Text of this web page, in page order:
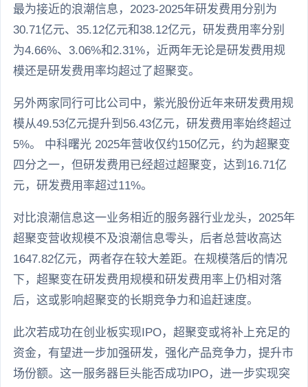
最为接近的浪潮信息，2023-2025年研发费用分别为
30.71亿元、35.12亿元和38.12亿元，研发费用率分别
为4.66%、3.06%和2.31%，近两年无论是研发费用规
模还是研发费用率均超过了超聚变。
另外两家同行可比公司中，紫光股份近年来研发费用规
模从49.53亿元提升到56.43亿元，研发费用率始终超过
5%。 中科曙光 2025年营收仅约150亿元，约为超聚变
四分之一，但研发费用已经超过超聚变，达到16.71亿
元，研发费用率超过11%。
对比浪潮信息这一业务相近的服务器行业龙头，2025年
超聚变营收规模不及浪潮信息零头，后者总营收高达
1647.82亿元，两者存在较大差距。在规模落后的情况
下，超聚变在研发费用规模和研发费用率上仍相对落
后，这或影响超聚变的长期竞争力和追赶速度。
此次若成功在创业板实现IPO，超聚变或将补上充足的
资金，有望进一步加强研发，强化产品竞争力，提升市
场份额。这一服务器巨头能否成功IPO，进一步实现突